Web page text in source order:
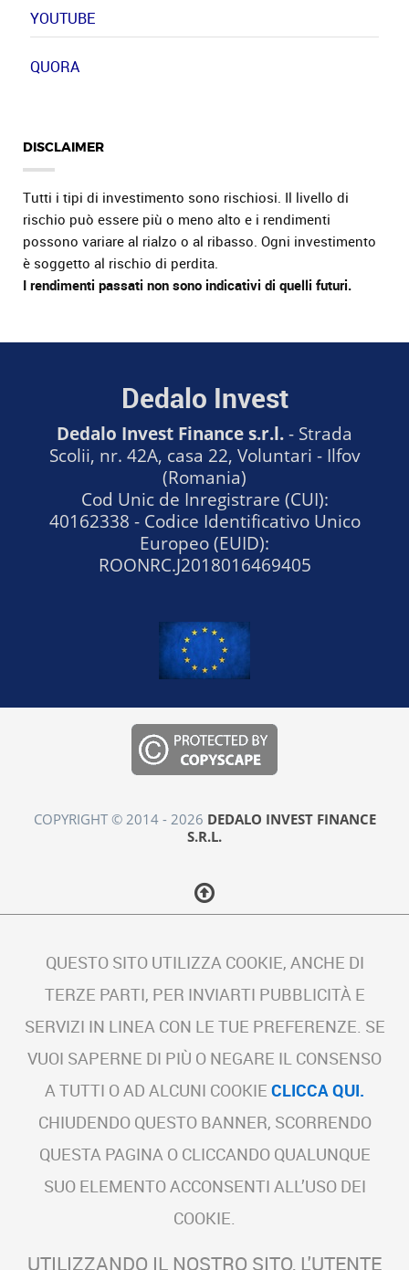
YOUTUBE
QUORA
DISCLAIMER
Tutti i tipi di investimento sono rischiosi. Il livello di
rischio può essere più o meno alto e i rendimenti
possono variare al rialzo o al ribasso. Ogni investimento
è soggetto al rischio di perdita.
I rendimenti passati non sono indicativi di quelli futuri.
Dedalo Invest
Dedalo Invest Finance s.r.l.- Strada
Scolii, nr. 42A, casa 22, Voluntari - Ilfov
(Romania)
Cod Unic de Inregistrare (CUI):
40162338 - Codice Identificativo Unico
Europeo (EUID):
ROONRC.J2018016469405
COPYRIGHT © 2014 - 2026 DEDALO INVEST FINANCE
S.R.L.
QUESTO SITO UTILIZZA COOKIE, ANCHE DI
TERZE PARTI, PER INVIARTI PUBBLICITÀ E
SERVIZI IN LINEA CON LE TUE PREFERENZE. SE
VUOI SAPERNE DI PIÙ O NEGARE IL CONSENSO
A TUTTI O AD ALCUNI COOKIE CLICCA QUI.
CHIUDENDO QUESTO BANNER, SCORRENDO
QUESTA PAGINA O CLICCANDO QUALUNQUE
SUO ELEMENTO ACCONSENTI ALL’USO DEI
COOKIE.
UTILIZZANDO IL NOSTRO SITO, L'UTENTE